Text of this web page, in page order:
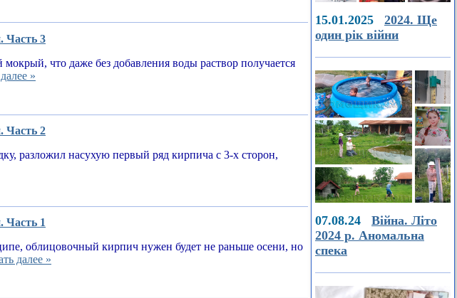
Часть 3
что даже без добавления воды раствор получается
»
Часть 2
разложил насухую первый ряд кирпича с 3-х сторон,
Часть 1
облицовочный кирпич нужен будет не раньше осени, но
далее »
15.01.2025 2024. Ще
один рік війни
07.08.24 Війна. Літо
2024 р. Аномальна
спека